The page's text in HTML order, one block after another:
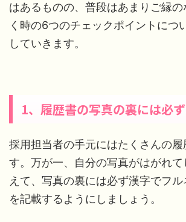
はあるものの、普段はあまりご縁
く時の6つのチェックポイントにつ
していきます。
1、履歴書の写真の裏には必
採用担当者の手元にはたくさんの履
す。万が一、自分の写真がはがれ
えて、写真の裏には必ず漢字でフ
を記載するようにしましょう。